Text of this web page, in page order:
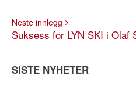
Neste innlegg
Suksess for LYN SKI i Olaf
SISTE NYHETER